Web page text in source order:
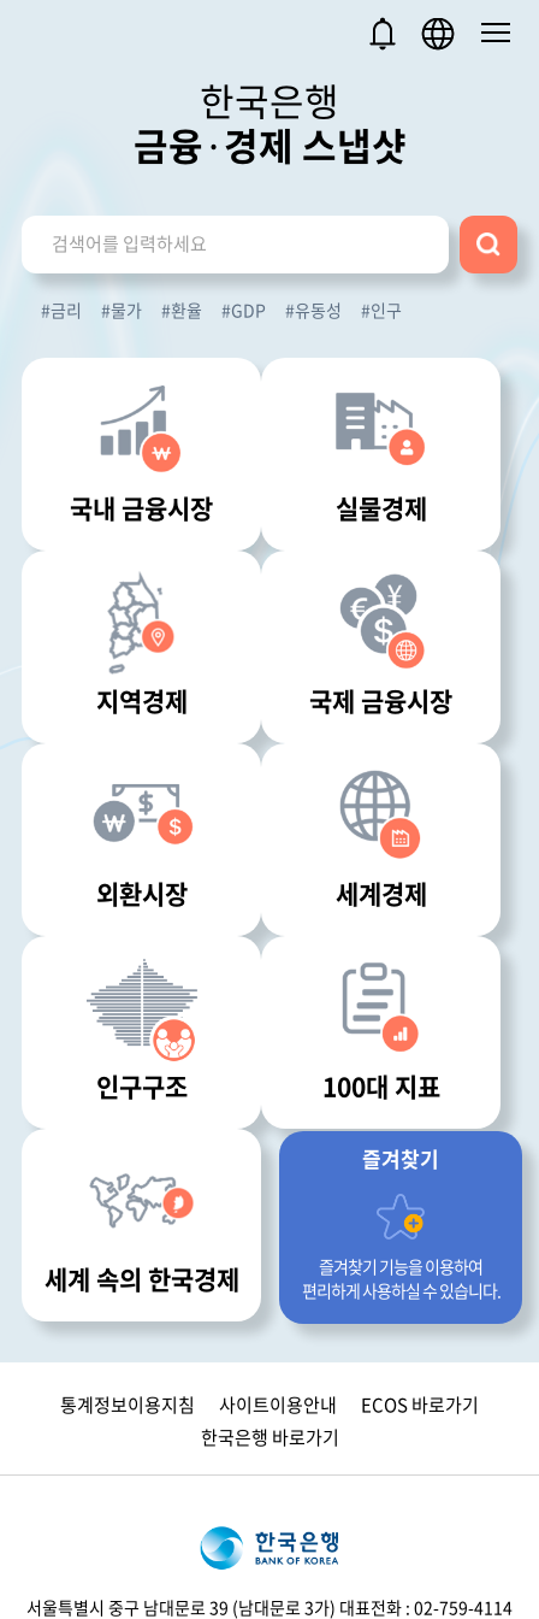
한국은행
금융·경제 스냅샷
색
#금리 #물가 #환율 #GDP #유동성 #인구
국내 금융시장 실물경제
지역경제 국제 금융시장
외환시장 세계경제
인구구조 100대 지표
세계 속의 한국경제
즐겨찾기
즐겨찾기 기능을 이용하여
편리하게 사용하실 수 있습니다.
통계정보이용지침 사이트이용안내
ECOS 바로가기
한국은행 바로가기
서울특별시 중구 남대문로 39 (남대문로 3가) 대표전화 : 02-759-4114